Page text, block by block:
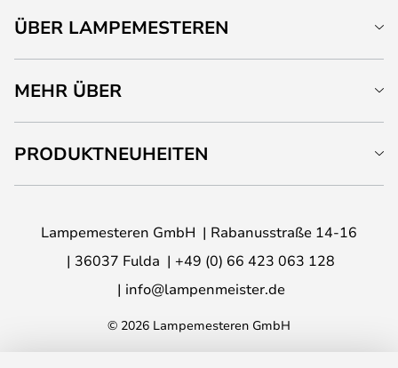
ÜBER LAMPEMESTEREN
MEHR ÜBER
PRODUKTNEUHEITEN
Lampemesteren GmbH
Rabanusstraße 14-16
36037 Fulda
+49 (0) 66 423 063 128
info@lampenmeister.de
© 2026 Lampemesteren GmbH